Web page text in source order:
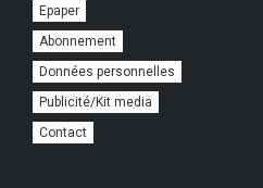
Epaper
Abonnement
Données personnelles
Publicité/Kit media
Contact